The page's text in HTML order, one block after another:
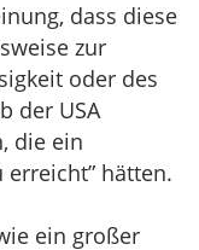
dass diese
zur
oder des
der USA
die ein
erreicht” hätten.
ein großer